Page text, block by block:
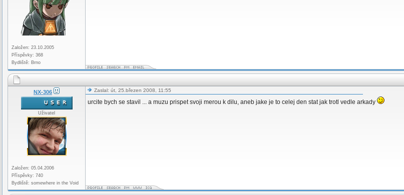
Založen: 23.10.2005
Příspěvky: 368
Bydliště: Brno
NX-306
Uživatel
Založen: 05.04.2006
Příspěvky: 740
Bydliště: somewhere in the Void
Zaslal: út, 25.březen 2008, 11:55
urcite bych se stavil ... a muzu prispet svoji merou k dilu, aneb jake je to celej den stat jak trotl vedle arkady